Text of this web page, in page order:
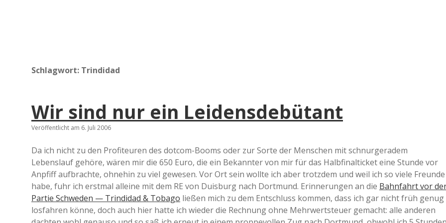
a
d
e
Schlagwort: Trindidad
Wir sind nur ein Leidensdebütant
Veröffentlicht am 6. Juli 2006
Da ich nicht zu den Profiteuren des dotcom-Booms oder zur Sorte der Menschen mit schnurgeradem
Lebenslauf gehöre, wären mir die 650 Euro, die ein Bekannter von mir für das Halbfinalticket eine Stunde vor
Anpfiff aufbrachte, ohnehin zu viel gewesen. Vor Ort sein wollte ich aber trotzdem und weil ich so viele Freunde
habe, fuhr ich erstmal alleine mit dem RE von Duisburg nach Dortmund. Erinnerungen an die Bahnfahrt vor
Partie Schweden — Trindidad & Tobago ließen mich zu dem Entschluss kommen, dass ich gar nicht früh genug
losfahren könne, doch auch hier hatte ich wieder die Rechnung ohne Mehrwertsteuer gemacht: alle anderen